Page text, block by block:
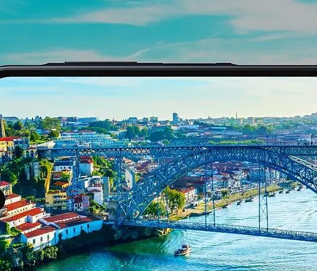
/ 2100
28, 38, 40, 41
Type C, инструмент за изваждане на SIM карта,